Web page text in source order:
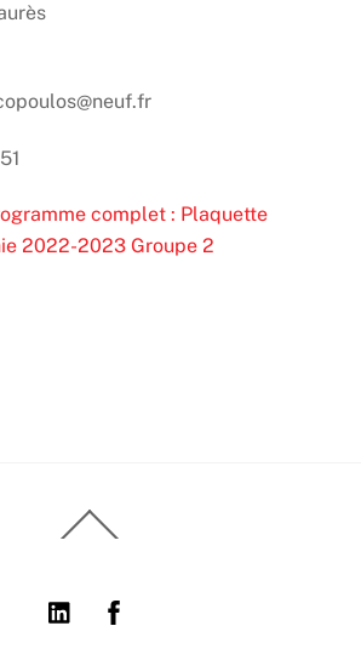
complet : Plaquette
2022-2023 Groupe 2
To